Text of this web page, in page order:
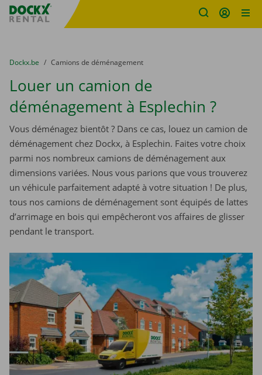
sitename
You are here:
du
Dockx.be to
Camions de déménagement
Louer un camion de
déménagement à Esplechin ?
Vous déménagez bientôt ? Dans ce cas, louez un camion de
déménagement chez Dockx, à Esplechin. Faites votre choix
parmi nos nombreux camions de déménagement aux
dimensions variées. Nous vous parions que vous trouverez
un véhicule parfaitement adapté à votre situation ! De plus,
tous nos camions de déménagement sont équipés de lattes
d’arrimage en bois qui empêcheront vos affaires de glisser
pendant le transport.